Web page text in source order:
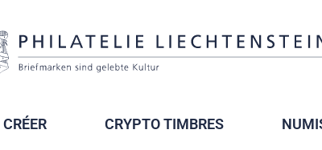
CRÉER CRYPTO TIMBRES